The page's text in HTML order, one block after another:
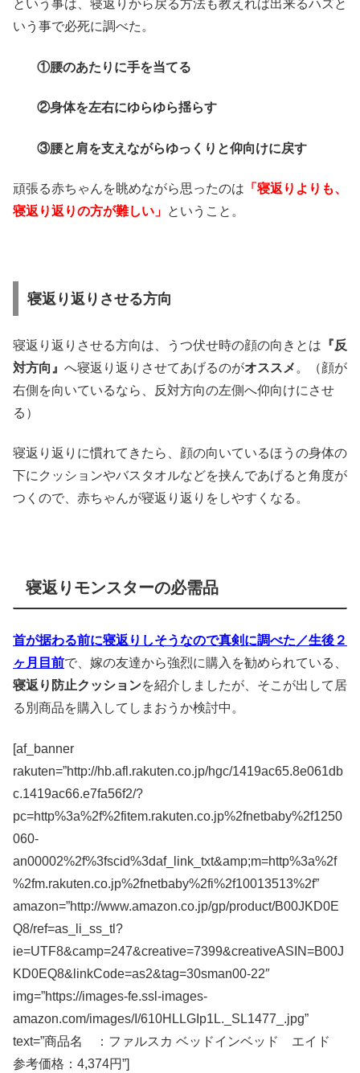
という事は、寝返りから戻る方法も教えれば出来るハズと
いう事で必死に調べた。
①腰のあたりに手を当てる
②身体を左右にゆらゆら揺らす
③腰と肩を支えながらゆっくりと仰向けに戻す
頑張る赤ちゃんを眺めながら思ったのは 「寝返りよりも、
寝返り返りの方が難しい」 ということ。
寝返り返りさせる方向
寝返り返りさせる方向は、うつ伏せ時の顔の向きとは 『反
対方向』 へ寝返り返りさせてあげるのがオススメ 。（顔が
右側を向いているなら、反対方向の左側へ仰向けにさせ
る）
寝返り返りに慣れてきたら、顔の向いているほうの身体の
下にクッションやバスタオルなどを挟んであげると角度が
つくので、赤ちゃんが寝返り返りをしやすくなる。
寝返りモンスターの必需品
首が据わる前に寝返りしそうなので真剣に調べた／生後２
ヶ月目前で、嫁の友達から強烈に購入を勧められている、
寝返り防止クッションを紹介しましたが、そこが出して居
る別商品を購入してしまおうか検討中。
[af_banner
rakuten=”http://hb.afl.rakuten.co.jp/hgc/1419ac65.8e061db
c.1419ac66.e7fa56f2/?
pc=http%3a%2f%2fitem.rakuten.co.jp%2fnetbaby%2f1250
060-
an00002%2f%3fscid%3daf_link_txt&amp;m=http%3a%2f
%2fm.rakuten.co.jp%2fnetbaby%2fi%2f10013513%2f”
amazon=”http://www.amazon.co.jp/gp/product/B00JKD0E
Q8/ref=as_li_ss_tl?
ie=UTF8&camp=247&creative=7399&creativeASIN=B00J
KD0EQ8&linkCode=as2&tag=30sman00-22″
img=”https://images-fe.ssl-images-
amazon.com/images/I/610HLLGIp1L._SL1477_.jpg”
text=”商品名 ：ファルスカ ベッドインベッド エイド
参考価格：4,374円”]